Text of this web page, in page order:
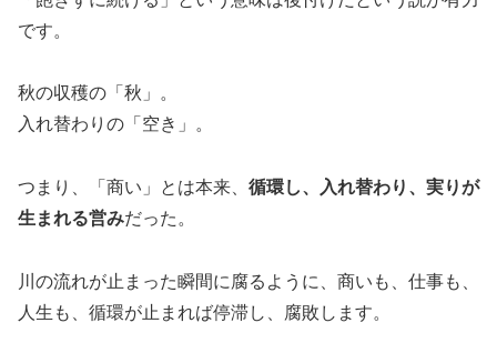
です。
秋の収穫の「秋」。
入れ替わりの「空き」。
つまり、「商い」とは本来、 循環し、入れ替わり、実りが
生まれる営みだった。
川の流れが止まった瞬間に腐るように、商いも、仕事も、
人生も、循環が止まれば停滞し、腐敗します。